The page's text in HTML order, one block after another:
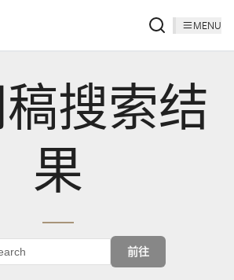
MENU
搜索结
果
前往